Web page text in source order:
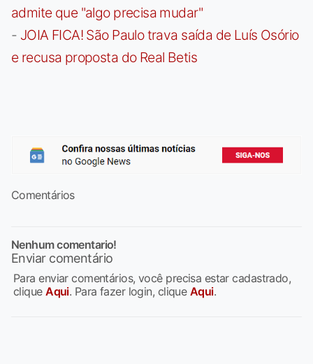
admite que "algo precisa mudar"
- JOIA FICA! São Paulo trava saída de Luís Osório
e recusa proposta do Real Betis
Comentários
Nenhum comentario!
Enviar comentário
Para enviar comentários, você precisa estar cadastrado,
cliqueAqui. Para fazer login, clique Aqui.